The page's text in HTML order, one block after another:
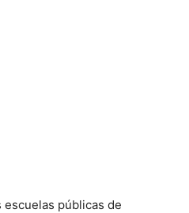
públicas de